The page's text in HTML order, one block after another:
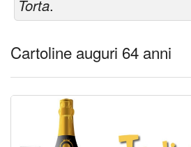
Torta.
Cartoline auguri 64 anni